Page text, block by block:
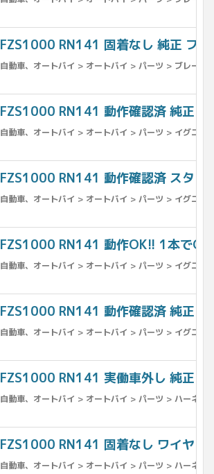
FZS1000 RN141 固着なし 純正 フ
自動車、オートバイ > オートバイ > パーツ > ブレーキ
FZS1000 RN141 動作確認済 純正
自動車、オートバイ > オートバイ > パーツ > イグニッ
FZS1000 RN141 動作確認済 スタ
自動車、オートバイ > オートバイ > パーツ > イグニッ
FZS1000 RN141 動作OK!! 1本で
自動車、オートバイ > オートバイ > パーツ > イグニッ
FZS1000 RN141 動作確認済 純正
自動車、オートバイ > オートバイ > パーツ > イグニッ
FZS1000 RN141 実働車外し 純正
自動車、オートバイ > オートバイ > パーツ > ハーネス
FZS1000 RN141 固着なし ワイヤ
自動車、オートバイ > オートバイ > パーツ > ハーネス